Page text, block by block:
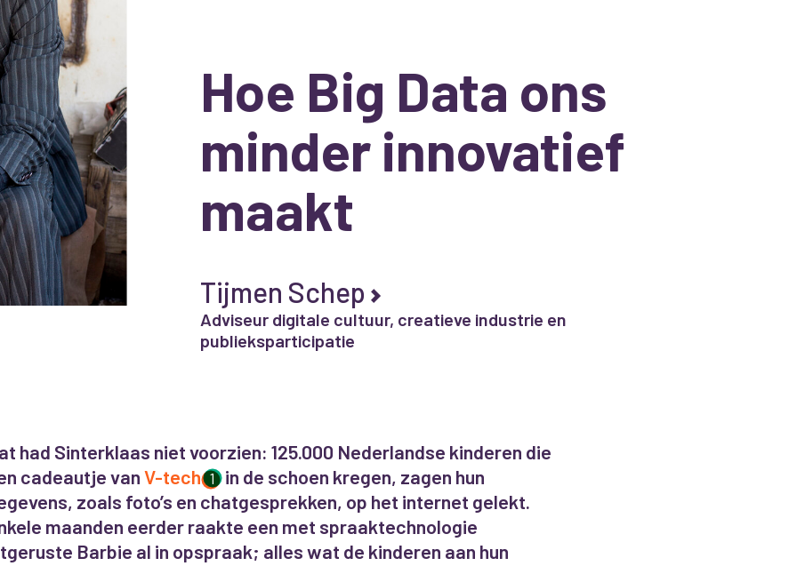
Hoe Big Data ons
minder innovatief
maakt
Tijmen Schep
Adviseur digitale cultuur, creatieve industrie en
publieksparticipatie
had Sinterklaas niet voorzien: 125.000 Nederlandse kinderen die
cadeautje vanV-tech 1 in de schoen kregen, zagen hun
zoals foto’s en chatgesprekken, op het internet gelekt.
maanden eerder raakte een met spraaktechnologie
Barbie al in opspraak; alles wat de kinderen aan hun